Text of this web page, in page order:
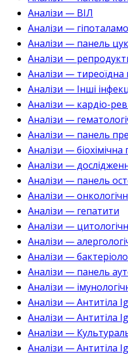
Аналізи — ВІЛ
Аналізи —
Аналізи — панель
Аналізи —
Аналізи — тиреоїдна
Аналізи — Інші
Аналізи — кардіо-
Аналізи —
Аналізи — панель
Аналізи — біохімічна
Аналізи —
Аналізи — панель
Аналізи —
Аналізи — гепатити
Аналізи —
Аналізи —
Аналізи —
Аналізи — панель
Аналізи —
Аналізи — Антитіла
Аналізи — Антитіла
Аналізи —
Аналізи — Антитіла